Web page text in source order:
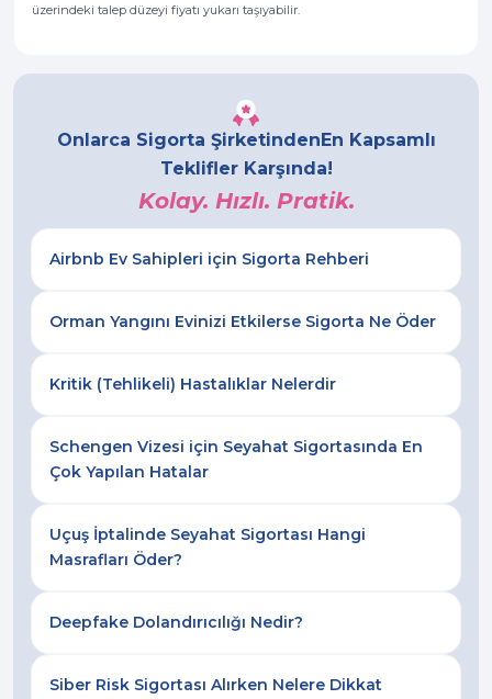
Onlarca Sigorta Şirketinden En Kapsamlı
Teklifler Karşında!
Kolay. Hızlı. Pratik.
Airbnb Ev Sahipleri için Sigorta Rehberi
Orman Yangını Evinizi Etkilerse Sigorta Ne Öder
Kritik (Tehlikeli) Hastalıklar Nelerdir
Schengen Vizesi için Seyahat Sigortasında En
Çok Yapılan Hatalar
Uçuş İptalinde Seyahat Sigortası Hangi
Masrafları Öder?
Deepfake Dolandırıcılığı Nedir?
Siber Risk Sigortası Alırken Nelere Dikkat
üzerindeki talep düzeyi fiyatı yukarı taşıyabilir.